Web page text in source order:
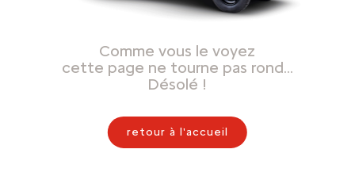
Comme vous le voyez
cette page ne tourne pas rond…
Désolé !
retour à l'accueil